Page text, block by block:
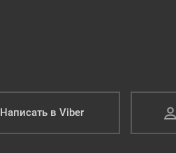
Написать в Viber